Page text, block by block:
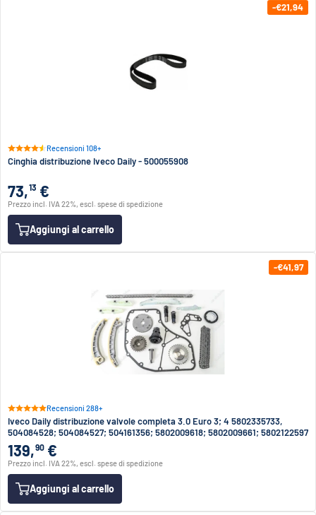
-€21,94
Recensioni 108+
Cinghia distribuzione Iveco Daily - 500055908
73,13 €
Prezzo incl. IVA 22%, escl. spese di spedizione
Aggiungi al carrello
-€41,97
Recensioni 288+
Iveco Daily distribuzione valvole completa 3.0 Euro 3; 4 5802335733,
504084528; 504084527; 504161356; 5802009618; 5802009661; 5802122597
139,90 €
Prezzo incl. IVA 22%, escl. spese di spedizione
Aggiungi al carrello